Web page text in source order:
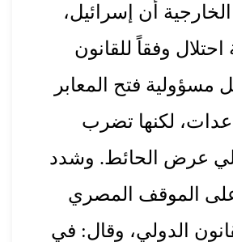
أن إسرائيل،
احتلال وفقاً للقانون
مسؤولية فتح المعابر
لكنها تضرب
عرض الحائط. وشدد
الموقف المصري
الدولي، وقال: في